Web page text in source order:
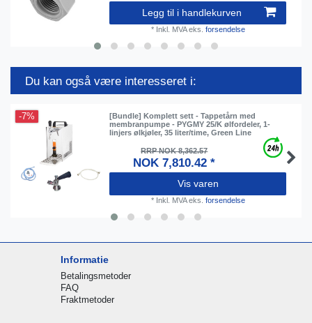
Legg til i handlekurven
* Inkl. MVAeks. forsendelse
Du kan også være interesseret i:
-7%
[Bundle] Komplett sett - Tappetårn med
membranpumpe - PYGMY 25/K ølfordeler, 1-
linjers ølkjøler, 35 liter/time, Green Line
RRP NOK 8,362.57
NOK 7,810.42 *
Vis varen
* Inkl. MVAeks. forsendelse
Informatie
Betalingsmetoder
FAQ
Fraktmetoder